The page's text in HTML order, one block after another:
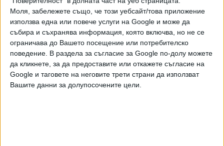
Моля, забележете също, че този уебсайт/това приложение
използва една или повече услуги на Google и може да
събира и съхранява информация, която включва, но не се
ограничава до Вашето посещение или потребителско
поведение. В раздела за съгласие за Google по-долу можете
да кликнете, за да предоставите или откажете съгласие на
Google и таговете на неговите трети страни да използват
Вашите данни за долупосочените цели.
терена и напред индивидуалната класа на ЦСКА,
"Левски" и "Лудогорец" е огромна. С този нисък бюджет
нашите момчета показват, че можем да сме равни с
големите. Трябват ни повече увереност и малко повече
късмет... За да бъдем горе нависоко, трябва ни още
малко конкуренция, но все още не можем да си я
позволим", коментира Балъков.